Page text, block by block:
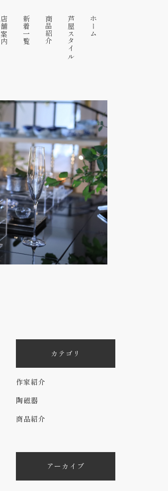
店舗案内 新着一覧 商品紹介 芦屋スタイル ホーム
カテゴリ
作家紹介
陶磁器
商品紹介
アーカイブ